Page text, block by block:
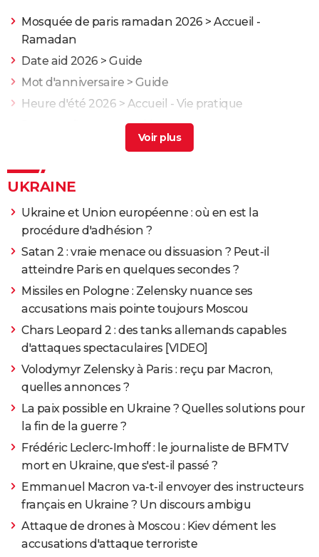
Mosquée de paris ramadan 2026 > Accueil -
Ramadan
Date aid 2026 > Guide
Mot d'anniversaire > Guide
Heure d'été 2026 > Accueil - Vie pratique
> Guide
UKRAINE
Ukraine et Union européenne : où en est la
procédure d'adhésion ?
Satan 2 : vraie menace ou dissuasion ? Peut-il
atteindre Paris en quelques secondes ?
Missiles en Pologne : Zelensky nuance ses
accusations mais pointe toujours Moscou
Chars Leopard 2 : des tanks allemands capables
d'attaques spectaculaires [VIDEO]
Volodymyr Zelensky à Paris : reçu par Macron,
quelles annonces ?
La paix possible en Ukraine ? Quelles solutions pour
la fin de la guerre ?
Frédéric Leclerc-Imhoff : le journaliste de BFMTV
mort en Ukraine, que s'est-il passé ?
Emmanuel Macron va-t-il envoyer des instructeurs
français en Ukraine ? Un discours ambigu
Attaque de drones à Moscou : Kiev dément les
accusations d'attaque terroriste